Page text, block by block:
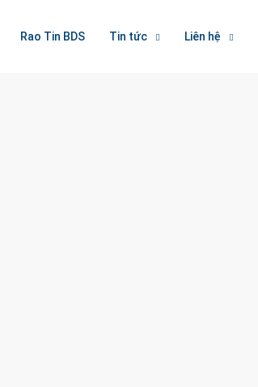
Rao Tin BDS Tin tức Liên hệ